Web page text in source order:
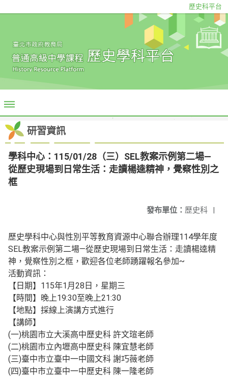
歷史科平台
研習資訊
學科中心：115/01/28（三）SEL教案示例第二場—
從歷史現場到日常生活：走讀楊逵精神，覺察性別之
框
發布單位： 歷史科 |
歷史學科中心與性別平等教育資源中心聯合辦理114學年度
SEL教案示例第二場—從歷史現場到日常生活：走讀楊逵精
神，覺察性別之框，歡迎各位老師踴躍報名參加~
活動資訊：
【日期】115年1月28日，星期三
【時間】晚上19:30至晚上21:30
【地點】採線上演講方式進行
【講師】
(一)桃園市立大溪高中歷史科 許文瑄老師
(二)桃園市立內壢高中歷史科 陳宜慧老師
(三)臺中市立臺中一中國文科 謝巧薇老師
(四)臺中市立臺中一中歷史科 陳一隆老師